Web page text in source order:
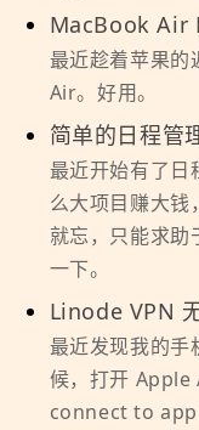
MacBook Air
最近趁着苹果
Air。好用。
简单的日程管
最近开始有了日
么大项目赚大钱
就忘，只能求助
一下。
Linode VPN
最近发现我的
候，打开
connect to